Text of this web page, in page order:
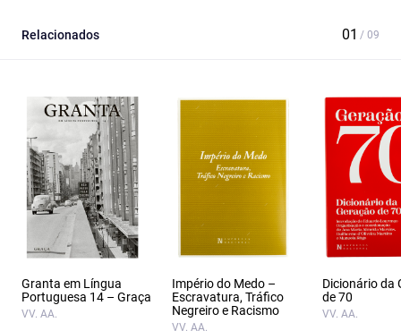
Relacionados
Granta em Língua
Portuguesa 14 – Graça
VV. AA.
Império do Medo –
Escravatura, Tráfico
Negreiro e Racismo
VV. AA.
Dicionário da
de 70
VV. AA.